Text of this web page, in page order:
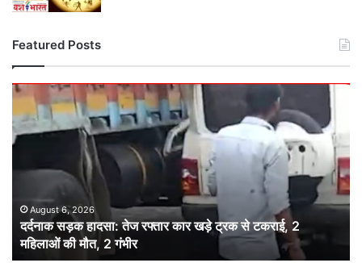
Featured Posts
दर्दनाक
हादसा:
तेज
कार
ट्रक
टकराई,
2
August 6, 2026
दर्दनाक सड़क हादसा: तेज रफ्तार कार खड़े ट्रक से टकराई, 2
महिलाओं की मौत, 2 गंभीर